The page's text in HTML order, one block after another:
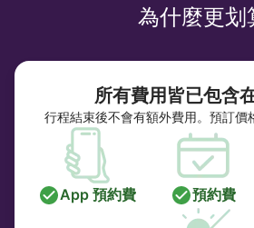
為什麼更划
所有費用皆已包含
行程結束後不會有額外費用。預訂價
App 預約費 預約費